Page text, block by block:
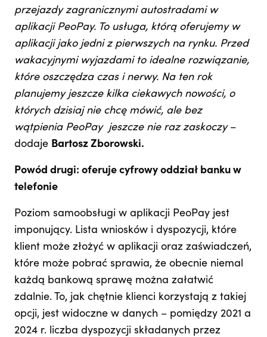
przejazdy zagranicznymi autostradami w
aplikacji PeoPay. To usługa, którą oferujemy w
aplikacji jako jedni z pierwszych na rynku. Przed
wakacyjnymi wyjazdami to idealne rozwiązanie,
które oszczędza czas i nerwy. Na ten rok
planujemy jeszcze kilka ciekawych nowości, o
których dzisiaj nie chcę mówić, ale bez
wątpienia PeoPay jeszcze nie raz zaskoczy–
dodaje Bartosz Zborowski.
Powód drugi: oferuje cyfrowy oddział banku w
telefonie
Poziom samoobsługi w aplikacji PeoPay jest
imponujący. Lista wniosków i dyspozycji, które
klient może złożyć w aplikacji oraz zaświadczeń,
które może pobrać sprawia, że obecnie niemal
każdą bankową sprawę można załatwić
zdalnie. To, jak chętnie klienci korzystają z takiej
opcji, jest widoczne w danych – pomiędzy 2021 a
2024 r. liczba dyspozycji składanych przez